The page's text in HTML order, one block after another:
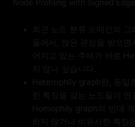
Node Profiling with Signed
최근 노드 분류 도메인의 그
들에서, 많은 관심을 받으면
어지고 있는 주제가 바로
지 않나 싶습니다.
Heterophily graph란, 동일
한 특징을 갖는 노드들이 연
Homophily graph의 반대
하지 않거나 비유사한 특징